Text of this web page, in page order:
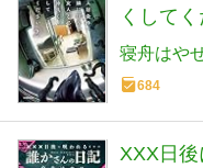
くして
寝舟はや
684
XXX日